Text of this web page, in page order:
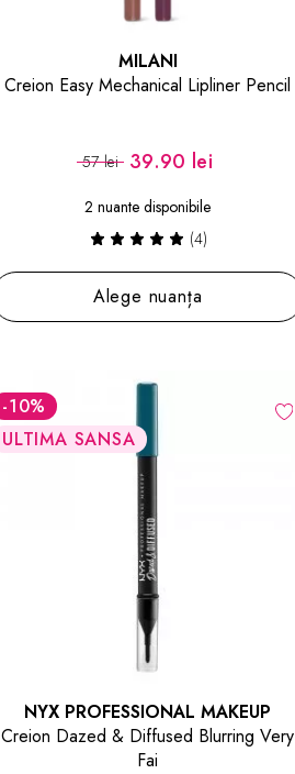
MILANI
Creion Easy Mechanical Lipliner Pencil
57 lei 39.90 lei
2 nuante disponibile
(4)
Alege nuanța
-10%
ULTIMA SANSA
NYX PROFESSIONAL MAKEUP
Creion Dazed & Diffused Blurring Very
Fai